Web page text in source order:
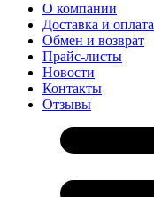
О компании
Доставка и оплата
Обмен и возврат
Прайс-листы
Новости
Контакты
Отзывы